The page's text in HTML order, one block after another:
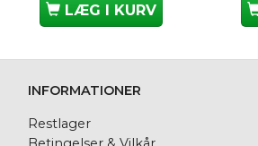
LÆG I KURV
INFORMATIONER
Restlager